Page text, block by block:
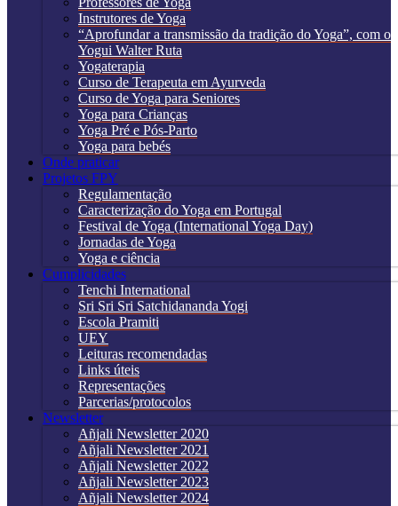
Instrutores de Yoga
“Aprofundar a transmissão da tradição do Yoga”, com o
Yogui Walter Ruta
Yogaterapia
Curso de Terapeuta em Ayurveda
Curso de Yoga para Seniores
Yoga para Crianças
Yoga Pré e Pós-Parto
Yoga para bebés
Onde praticar
Projetos FPY
Regulamentação
Caracterização do Yoga em Portugal
Festival de Yoga (International Yoga Day)
Jornadas de Yoga
Yoga e ciência
Cumplicidades
Tenchi International
Sri Sri Sri Satchidananda Yogi
Escola Pramiti
UEY
Leituras recomendadas
Links úteis
Representações
Parcerias/protocolos
Newsletter
Añjali Newsletter 2020
Añjali Newsletter 2021
Añjali Newsletter 2022
Añjali Newsletter 2023
Añjali Newsletter 2024